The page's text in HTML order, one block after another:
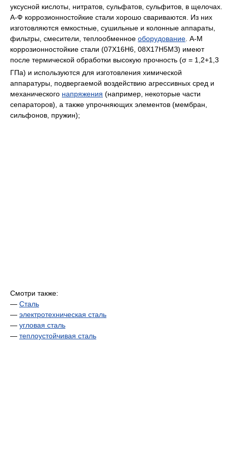
уксусной кислоты, нитратов, сульфатов, сульфитов, в щелочах.
А-Ф коррозионностойкие стали хорошо свариваются. Из них
изготовляются емкостные, сушильные и колонные аппараты,
фильтры, смесители, теплообменное оборудование . А-М
коррозионностойкие стали (07Х16Н6, 08Х17Н5МЗ) имеют
после термической обработки высокую прочность (σ = 1,2+1,3
ГПа) и используются для изготовления химической
аппаратуры, подвергаемой воздействию агрессивных сред и
механического напряжения (например, некоторые части
сепараторов), а также упрочняющих элементов (мембран,
сильфонов, пружин);
Смотри также:
— Сталь
— электротехническая сталь
— угловая сталь
— теплоустойчивая сталь